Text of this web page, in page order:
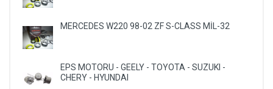
MERCEDES W220 98-02 ZF S-CLASS MİL-32
EPS MOTORU - GEELY - TOYOTA - SUZUKI -
CHERY - HYUNDAI